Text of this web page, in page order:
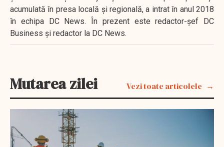
acumulată în presa locală şi regională, a intrat în anul 2018
în echipa DC News. În prezent este redactor-şef DC
Business şi redactor la DC News.
Mutarea zilei Vezi toate articolele